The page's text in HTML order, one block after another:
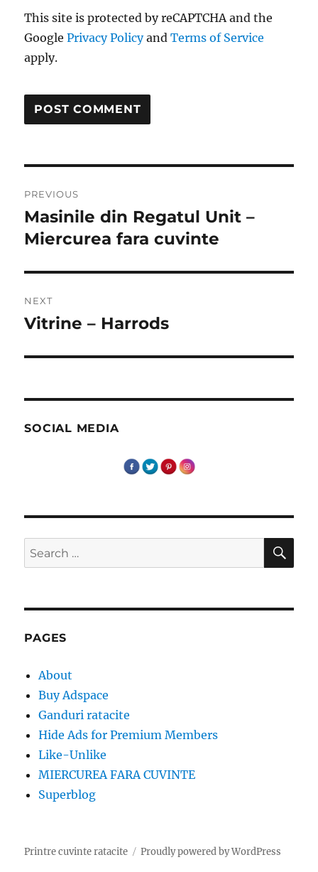
This site is protected by reCAPTCHA and the
GooglePrivacy PolicyandTerms of Service
apply.
navigation
PREVIOUS
Previous
post:
Masinile din Regatul Unit –
Miercurea fara cuvinte
NEXT
Next
Vitrine – Harrods
SOCIAL MEDIA
Search
for:
PAGES
About
Buy Adspace
Ganduri ratacite
Hide Ads for Premium Members
Like-Unlike
MIERCUREA FARA CUVINTE
Superblog
Printre cuvinte ratacite Proudly powered by WordPress